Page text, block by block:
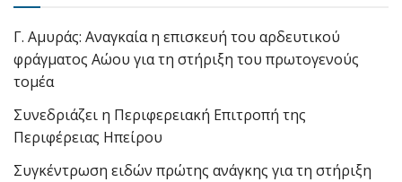
Γ. Αμυράς: Αναγκαία η επισκευή του αρδευτικού
φράγματος Αώου για τη στήριξη του πρωτογενούς
τομέα
Συνεδριάζει η Περιφερειακή Επιτροπή της
Περιφέρειας Ηπείρου
Συγκέντρωση ειδών πρώτης ανάγκης για τη στήριξη